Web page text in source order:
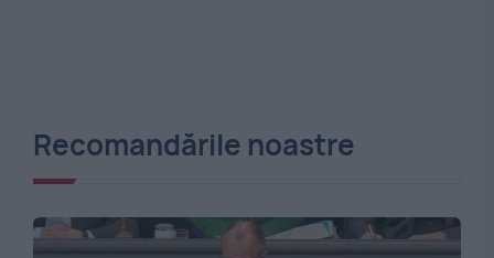
Recomandările noastre